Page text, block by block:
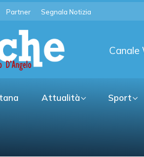
Partner Segnala Notizia
Canale
Attualità Sport